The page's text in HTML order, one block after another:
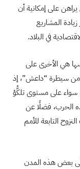
على إمكانية أن
المشاريع
في البلاد.
هي الأخرى على
من سيطرة “داعش”، إذ
سواء على مستوى تلكُّؤ
الحرب، فضلًا عن
التابعة للأمم
بعض هذه المدن